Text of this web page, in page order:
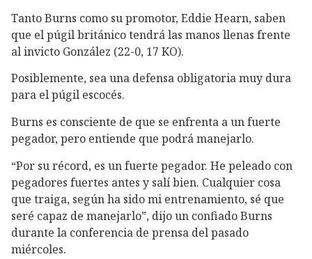
Tanto Burns como su promotor, Eddie Hearn, saben
que el púgil británico tendrá las manos llenas frente
al invicto González (22-0, 17 KO).
Posiblemente, sea una defensa obligatoria muy dura
para el púgil escocés.
Burns es consciente de que se enfrenta a un fuerte
pegador, pero entiende que podrá manejarlo.
“Por su récord, es un fuerte pegador. He peleado con
pegadores fuertes antes y salí bien. Cualquier cosa
que traiga, según ha sido mi entrenamiento, sé que
seré capaz de manejarlo”, dijo un confiado Burns
durante la conferencia de prensa del pasado
miércoles.